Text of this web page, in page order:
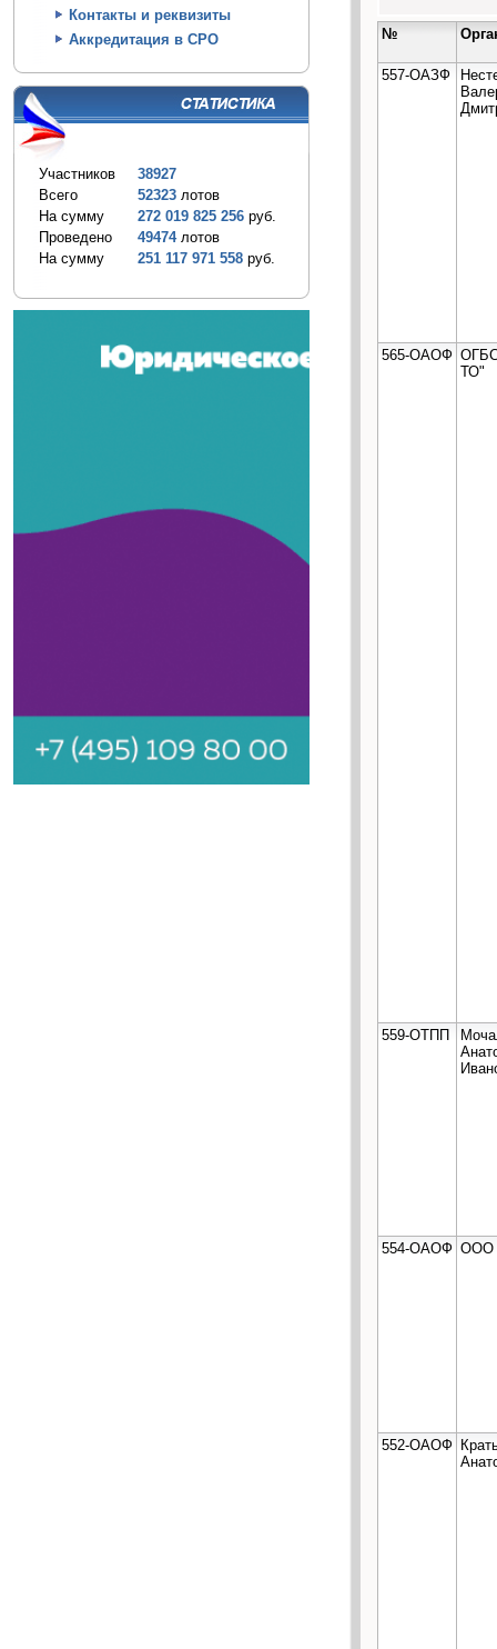
Контакты и реквизиты
Аккредитация в СРО
Участников
38927
Всего
52323 лотов
На сумму
272 019 825 256 руб.
Проведено
49474лотов
На сумму
251 117 971 558 руб.
№
557-ОАЗФ
565-ОАОФ
ТО"
559-ОТПП
554-ОАОФ ООО
552-ОАОФ